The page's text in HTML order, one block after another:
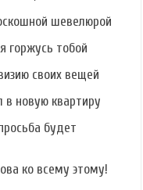
шевелюрой
горжусь тобой
своих вещей
новую квартиру
будет
ко всему этому!